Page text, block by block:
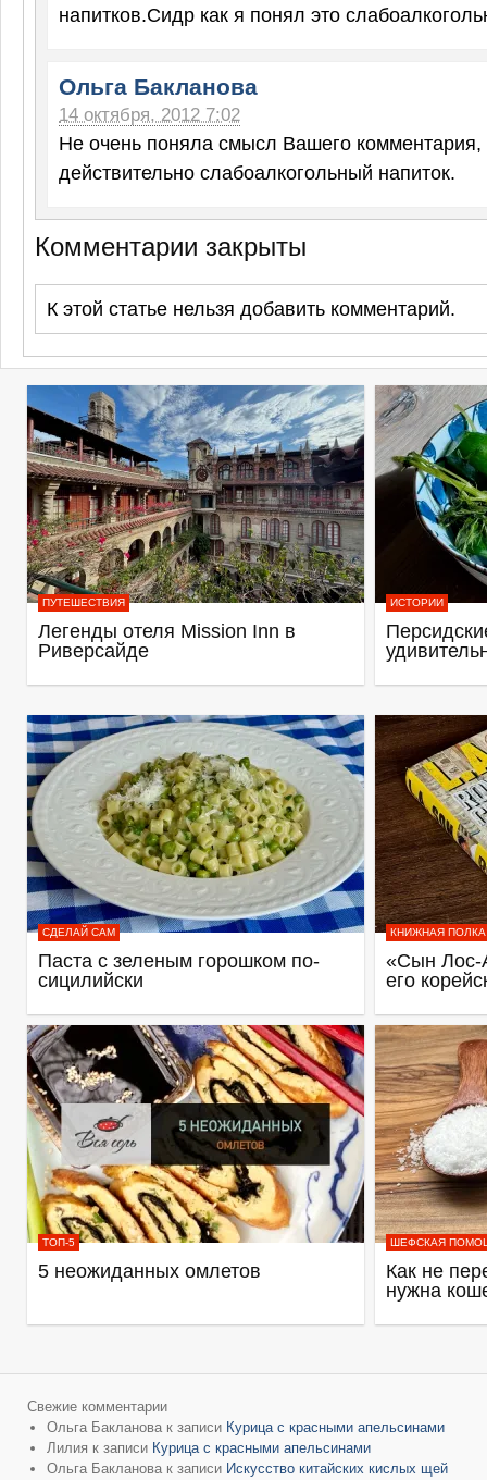
напитков.Сидр как я понял это
Ольга Бакланова
14 октября, 2012 7:02
Не очень поняла смысл Вашего
действительно слабоалкогольный напиток.
Комментарии закрыты
К этой статье нельзя добавить комментарий.
ПУТЕШЕСТВИЯ
Легенды отеля Mission Inn в
Риверсайде
ИСТОРИИ
СДЕЛАЙ САМ
Паста с зеленым горошком по-
сицилийски
КНИЖНАЯ ПОЛКА
«Сын Лос-
его
ТОП-5
5 неожиданных омлетов
ШЕФСКАЯ
Как не
нужна
Свежие комментарии
Ольга Бакланова к записи Курица с красными апельсинами
Лилия к записи Курица с красными апельсинами
Ольга Бакланова к записи Искусство китайских кислых щей